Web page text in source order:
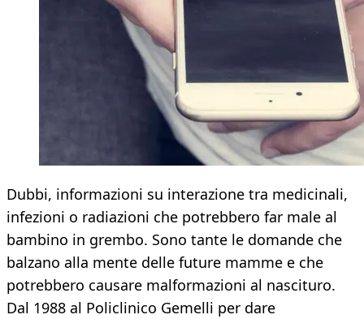
Dubbi, informazioni su interazione tra medicinali,
infezioni o radiazioni che potrebbero far male al
bambino in grembo. Sono tante le domande che
balzano alla mente delle future mamme e che
potrebbero causare malformazioni al nascituro.
Dal 1988 al Policlinico Gemelli per dare